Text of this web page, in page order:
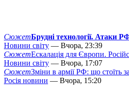
СюжетБрудні технології. Атаки
Новини світу — Вчора, 23:39
СюжетЕскалація для Європи.
Новини світу — Вчора, 17:07
СюжетЗміни в армії РФ: що стоїть
Росія новини — Вчора, 15:20